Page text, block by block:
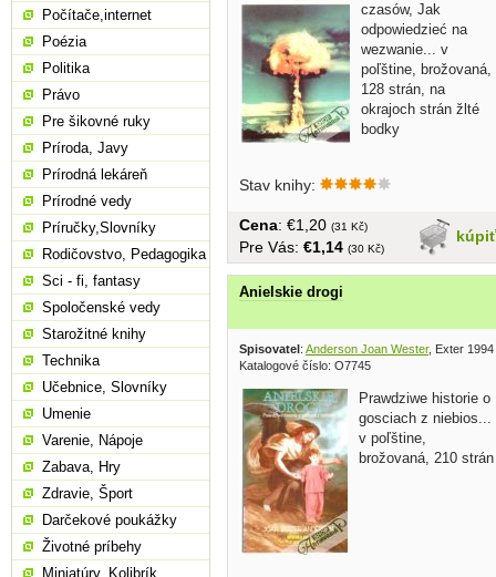
czasów, Jak
odpowiedzieć na
wezwanie... v
poľštine, brožovaná,
128 strán, na
okrajoch strán žlté
bodky
Stav knihy:
kúpiť
Cena: €1,20 (31 Kč)
Pre Vás: €1,14 (30 Kč)
Anielskie drogi
Spisovatel: Anderson Joan Wester, Exter 1994
Katalogové číslo: O7745
Prawdziwe historie o
gosciach z niebios...
v poľštine,
brožovaná, 210 strán
Počítače,internet
Poézia
Politika
Právo
Pre šikovné ruky
Príroda, Javy
Prírodná lekáreň
Prírodné vedy
Príručky,Slovníky
Rodičovstvo, Pedagogika
Sci - fi, fantasy
Spoločenské vedy
Starožitné knihy
Technika
Učebnice, Slovníky
Umenie
Varenie, Nápoje
Zabava, Hry
Zdravie, Šport
Darčekové poukážky
Životné príbehy
Miniatúry, Kolibrík